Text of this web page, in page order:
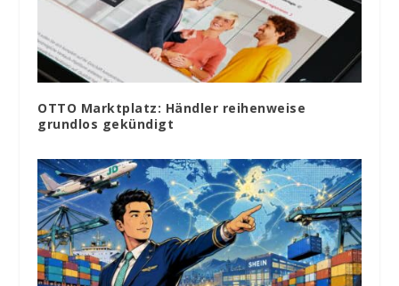
OTTO Marktplatz: Händler reihenweise
grundlos gekündigt